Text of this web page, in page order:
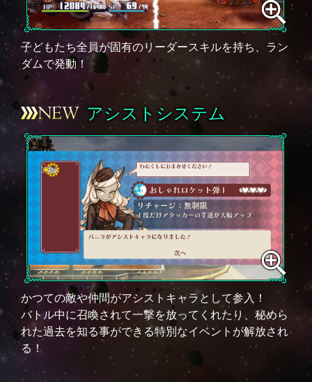
子どもたち全員が固有のリーダースキルを持ち、ラン
ダムで発動！
アシストシステム
かつての敵や仲間がアシストキャラとして参入！
バトル中に召喚されて一撃を放ってくれたり、秘めら
れた過去を知る事ができる特別なイベントが解放され
る！